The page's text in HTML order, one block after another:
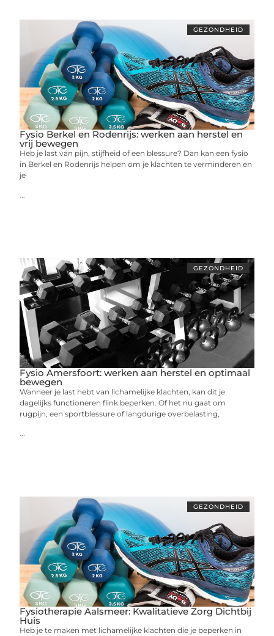
GEZONDHEID
Fysio Berkel en Rodenrijs: werken aan herstel en
vrij bewegen
Heb je last van pijn, stijfheid of een blessure? Dan kan een fysio
in Berkel en Rodenrijs helpen om je klachten te verminderen en
je
...
GEZONDHEID
Fysio Amersfoort: werken aan herstel en optimaal
bewegen
Wanneer je last hebt van lichamelijke klachten, kan dit je
dagelijks functioneren flink beperken. Of het nu gaat om
rugpijn, een sportblessure of langdurige overbelasting,
...
GEZONDHEID
Fysiotherapie Aalsmeer: Kwalitatieve Zorg Dichtbij
Huis
Heb je te maken met lichamelijke klachten die je beperken in